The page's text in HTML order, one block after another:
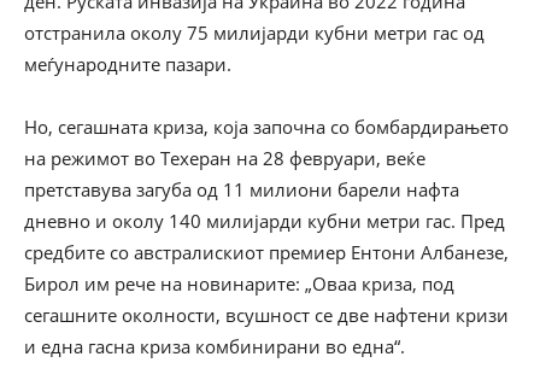
отстранила околу 75 милијарди кубни метри гас од
меѓународните пазари.
Но, сегашната криза, која започна со бомбардирањето
на режимот во Техеран на 28 февруари, веќе
претставува загуба од 11 милиони барели нафта
дневно и околу 140 милијарди кубни метри гас. Пред
средбите со австралискиот премиер Ентони Албанезе,
Бирол им рече на новинарите: „Оваа криза, под
сегашните околности, всушност се две нафтени кризи
и една гасна криза комбинирани во една“.